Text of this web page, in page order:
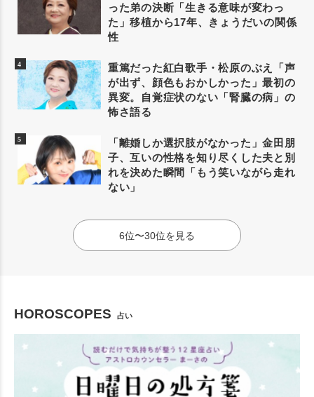
った弟の決断「生きる意味が変わっ
た」移植から17年、きょうだいの関係
性
重篤だった紅白歌手・松原のぶえ「声
が出ず、顔色もおかしかった」最初の
異変。自覚症状のない「腎臓の病」の
怖さ語る
「離婚しか選択肢がなかった」金田朋
子、互いの性格を知り尽くした夫と別
れを決めた瞬間「もう笑いながら走れ
ない」
6位〜30位を見る
HOROSCOPES 占い